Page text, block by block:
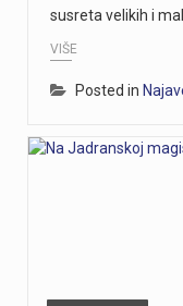
susreta velikih i
VIŠE
Posted in